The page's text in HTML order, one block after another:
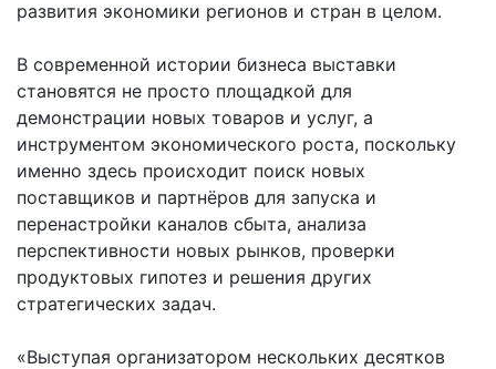
развития экономики регионов и стран в целом.
В современной истории бизнеса выставки
становятся не просто площадкой для
демонстрации новых товаров и услуг, а
инструментом экономического роста, поскольку
именно здесь происходит поиск новых
поставщиков и партнёров для запуска и
перенастройки каналов сбыта, анализа
перспективности новых рынков, проверки
продуктовых гипотез и решения других
стратегических задач.
«Выступая организатором нескольких десятков